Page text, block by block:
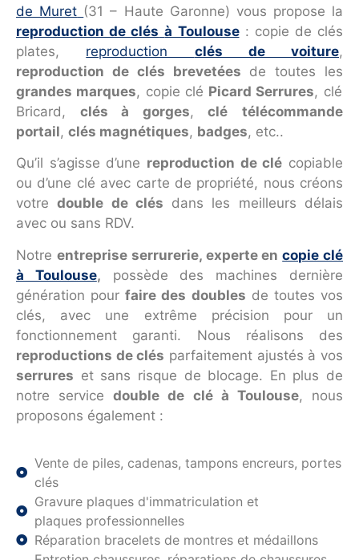
de Muret (31 – Haute Garonne) vous propose la
reproduction de clés à Toulouse: copie de clés
plates, reproduction clés de voiture,
reproduction de clés brevetées de toutes les
grandes marques, copie clé Picard Serrures, clé
Bricard, clés à gorges,clé
télécommande
portail, clés magnétiques, badges, etc..
Qu’il s’agisse d’une reproduction de clé copiable
ou d’une clé avec carte de propriété, nous créons
votredouble de clés dans les meilleurs délais
avec ou sans RDV.
Notre entreprise serrurerie, experte encopie clé
à Toulouse, possède des machines dernière
génération pourfaire des doubles de toutes vos
clés, avec une extrême précision pour un
fonctionnement garanti. Nous réalisons des
reproductions de clés parfaitement ajustés à vos
serrures et sans risque de blocage. En plus de
notre servicedouble de clé à Toulouse, nous
proposons également :
Vente de piles, cadenas, tampons encreurs, portes
clés
Gravure plaques d'immatriculation et
plaques professionnelles
Réparation bracelets de montres et médaillons